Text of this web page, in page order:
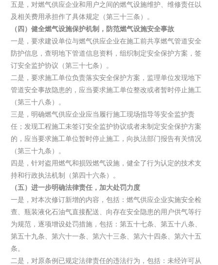
五是，对燃气供应企业和用户之间的燃气设施维护、维修责任以
及相关费用承担作了具体规定（第三十三条）。
（四）健全燃气设施保护机制，防范燃气设施安全事故
一是，要求建设单位与燃气供应企业在施工前共享燃气管道安全
防护信息，查明地下管道信息资料，组织制定安全保护方案，签
订安全监护协议（第三十七条）。
二是，要求施工单位负责落实安全保护方案，监理单位发现地下
管道安全事故隐患的，应当要求施工单位整改或者暂时停止施工
（第三十八条）。
三是，明确燃气供应企业应当履行施工现场指导等安全监护责
任；发现工程施工未签订安全监护协议或者未制定安全保护方案
的，应当要求施工单位暂时停止施工，向执法部门报告有关情况
（第三十九条）。
四是，针对盗用燃气和损毁燃气设施，健全了行为认定的技术支
持和行政执法机制（第四十六条）。
（五）进一步明确法律责任，加大处罚力度
一是，对本次修订新增的内容，包括：燃气供应企业实施安全检
查、瓶装液化石油气直接配送、向存在安全隐患的用户供气等行
为规范，逐项增设处罚措施，包括：第五十七条、第五十八条、
第五十九条、第六十一条、第六十三条、第六十四条、第六十五
条。
二是，对原条例已规定法律责任的违法行为，包括：未经许可从